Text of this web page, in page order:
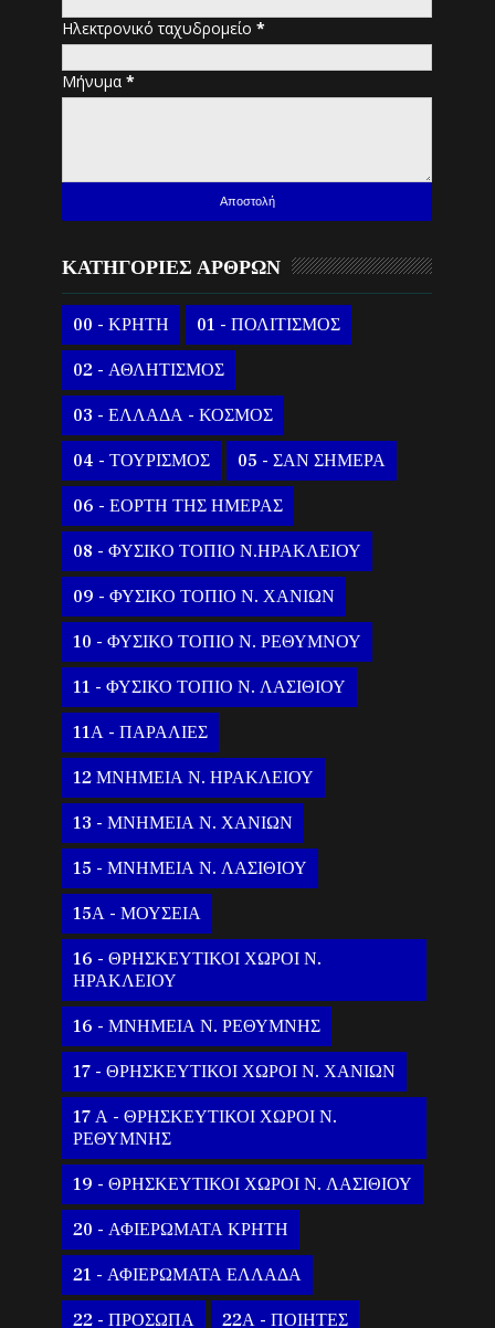
Ηλεκτρονικό ταχυδρομείο*
Μήνυμα*
ΚΑΤΗΓΟΡΙΕΣ ΑΡΘΡΩΝ
00 - ΚΡΗΤΗ 01 - ΠΟΛΙΤΙΣΜΟΣ
02 - ΑΘΛΗΤΙΣΜΟΣ
03 - ΕΛΛΑΔΑ - ΚΟΣΜΟΣ
04 - ΤΟΥΡΙΣΜΟΣ 05 - ΣΑΝ ΣΗΜΕΡΑ
06 - ΕΟΡΤΗ ΤΗΣ ΗΜΕΡΑΣ
08 - ΦΥΣΙΚΟ ΤΟΠΙΟ Ν.ΗΡΑΚΛΕΙΟΥ
09 - ΦΥΣΙΚΟ ΤΟΠΙΟ Ν. ΧΑΝΙΩΝ
10 - ΦΥΣΙΚΟ ΤΟΠΙΟ Ν. ΡΕΘΥΜΝΟΥ
11 - ΦΥΣΙΚΟ ΤΟΠΙΟ Ν. ΛΑΣΙΘΙΟΥ
11Α - ΠΑΡΑΛΙΕΣ
12 ΜΝΗΜΕΙΑ Ν. ΗΡΑΚΛΕΙΟΥ
13 - ΜΝΗΜΕΙΑ Ν. ΧΑΝΙΩΝ
15 - ΜΝΗΜΕΙΑ Ν. ΛΑΣΙΘΙΟΥ
15Α - ΜΟΥΣΕΙΑ
16 - ΘΡΗΣΚΕΥΤΙΚΟΙ ΧΩΡΟΙ Ν.
ΗΡΑΚΛΕΙΟΥ
16 - ΜΝΗΜΕΙΑ Ν. ΡΕΘΥΜΝΗΣ
17 - ΘΡΗΣΚΕΥΤΙΚΟΙ ΧΩΡΟΙ Ν. ΧΑΝΙΩΝ
17 Α - ΘΡΗΣΚΕΥΤΙΚΟΙ ΧΩΡΟΙ Ν.
ΡΕΘΥΜΝΗΣ
19 - ΘΡΗΣΚΕΥΤΙΚΟΙ ΧΩΡΟΙ Ν. ΛΑΣΙΘΙΟΥ
20 - ΑΦΙΕΡΩΜΑΤΑ ΚΡΗΤΗ
21 - ΑΦΙΕΡΩΜΑΤΑ ΕΛΛΑΔΑ
22 - ΠΡΟΣΩΠΑ 22Α - ΠΟΙΗΤΕΣ